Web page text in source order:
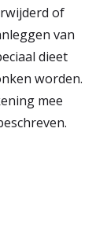
of
van
dieet
worden.
mee